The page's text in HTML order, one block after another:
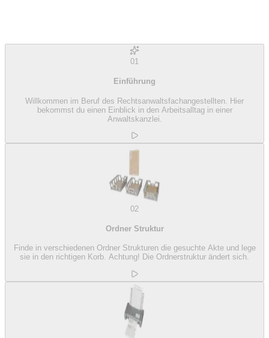
01
Einführung
Willkommen im Beruf des Rechtsanwaltsfachangestellten. Hier
bekommst du einen Einblick in den Arbeitsalltag in einer
Anwaltskanzlei.
02
Ordner Struktur
Finde in verschiedenen Ordner Strukturen die gesuchte Akte und lege
sie in den richtigen Korb. Achtung! Die Ordnerstruktur ändert sich.